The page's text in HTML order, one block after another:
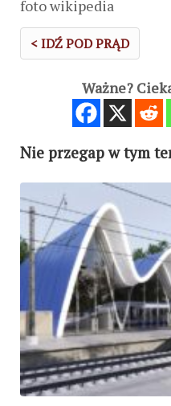
foto wikipedia
< IDŹ POD PRĄD
Ważne?
Nie przegap w tym